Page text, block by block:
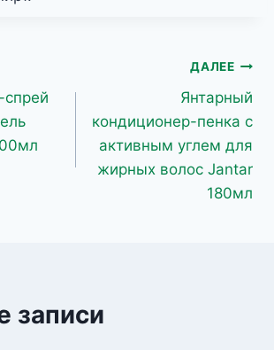
ДАЛЕЕ
Янтарный
кондиционер-пенка с
активным углем для
жирных волос Jantar
180мл
записи